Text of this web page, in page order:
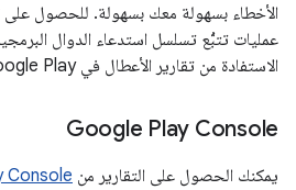
الأخطاء بسهولة معك بسهولة. للحصول على
عمليات تتبُّع تسلسل استدعاء الدوال
الاستفادة من تقارير الأعطال في Google Play وFirebase الجديدة.
Google Play Console
يمكنك الحصول على التقارير من Console